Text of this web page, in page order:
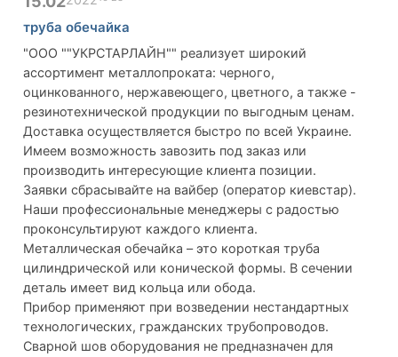
труба обечайка
"ООО ""УКРСТАРЛАЙН"" реализует широкий
ассортимент металлопроката: черного,
оцинкованного, нержавеющего, цветного, а также -
резинотехнической продукции по выгодным ценам.
Доставка осуществляется быстро по всей Украине.
Имеем возможность завозить под заказ или
производить интересующие клиента позиции.
Заявки сбрасывайте на вайбер (оператор киевстар).
Наши профессиональные менеджеры с радостью
проконсультируют каждого клиента.
Металлическая обечайка – это короткая труба
цилиндрической или конической формы. В сечении
деталь имеет вид кольца или обода.
Прибор применяют при возведении нестандартных
технологических, гражданских трубопроводов.
Сварной шов оборудования не предназначен для